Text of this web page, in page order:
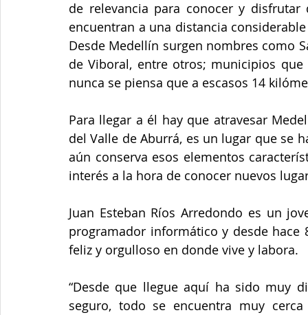
de relevancia para conocer y
encuentran a una distancia
Desde Medellín surgen nombres como
de Viboral, entre otros; municipios
nunca se piensa que a escasos 14
Para llegar a él hay que atravesar
del Valle de Aburrá, es un lugar que se
aún conserva esos elementos
interés a la hora de conocer nuevos
Juan Esteban Ríos Arredondo es un
programador informático y desde hace
feliz y orgulloso en donde vive y labora.
“Desde que llegue aquí ha sido muy
seguro, todo se encuentra muy